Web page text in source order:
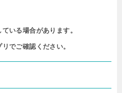
いる場合があります。
でご確認ください。